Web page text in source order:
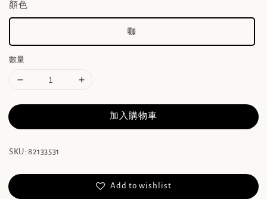
顏色
咖
數量
加入購物車
SKU: 82133531
Add to wishlist